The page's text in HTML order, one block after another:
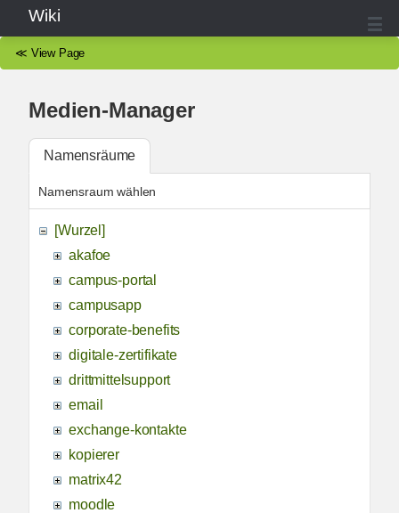
Wiki
≪ View Page
Medien-Manager
Namensräume
Namensraum wählen
[Wurzel]
akafoe
campus-portal
campusapp
corporate-benefits
digitale-zertifikate
drittmittelsupport
email
exchange-kontakte
kopierer
matrix42
moodle